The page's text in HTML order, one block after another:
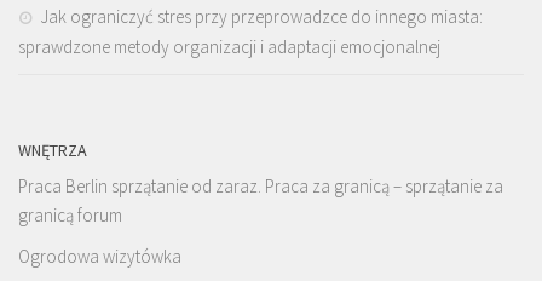
Jak ograniczyć stres przy przeprowadzce do innego miasta:
sprawdzone metody organizacji i adaptacji emocjonalnej
WNĘTRZA
Praca Berlin sprzątanie od zaraz. Praca za granicą – sprzątanie za
granicą forum
Ogrodowa wizytówka